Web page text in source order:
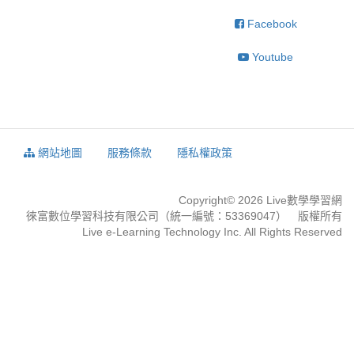
Facebook
Youtube
網站地圖 服務條款 隱私權政策
Copyright© 2026 Live數學學習網
徠富數位學習科技有限公司（統一編號：53369047） 版權所有
Live e-Learning Technology Inc. All Rights Reserved